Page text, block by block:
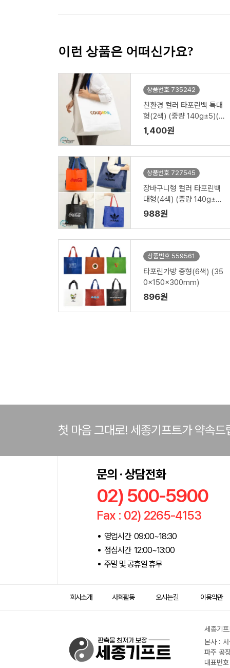
이런 상품은 어떠신가요?
상품번호 735242
친환경 컬러 타포린백 특대
형(2색) (중량 140g±5)(5
30x300x380mm)
1,400원
상품번호 727545
장바구니형 컬러 타포린백
대형(4색) (중량 140g±5)
(400x250x400mm)
988원
상품번호 559561
타포린가방 중형(6색) (35
0x150x300mm)
896원
첫 마음 그대로! 세종기프트가 약속드
문의 · 상담전화
02) 500-5900
Fax : 02) 2265-4153
영업시간 09:00~18:30
점심시간 12:00~13:00
주말 및 공휴일 휴무
회사소개 사회활동 오시는길 이용약관
세종기
본사 :
파주 공
대표번